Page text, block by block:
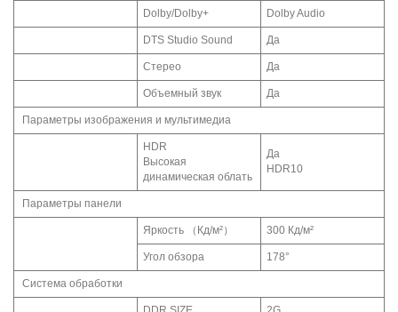
Dolby/Dolby+ Dolby Audio
DTS Studio Sound Да
Стерео Да
Объемный звук Да
Параметры изображения и мультимедиа
HDR
Высокая
динамическая облать
Да
HDR10
Параметры панели
Яркость （Кд/м²） 300 Кд/м²
Угол обзора 178°
Система обработки